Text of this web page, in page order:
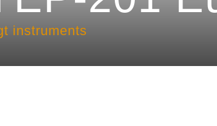
instruments